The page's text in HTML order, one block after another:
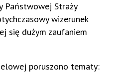
Państwowej Straży
wizerunek
się dużym zaufaniem
poruszono tematy: